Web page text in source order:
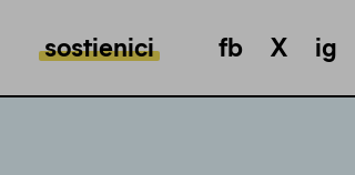
sostienici fb X ig